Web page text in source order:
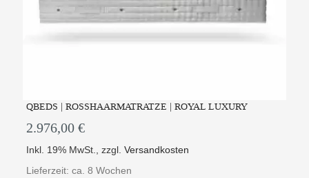
QBEDS | ROSSHAARMATRATZE | ROYAL LUXURY
2.976,00 €
Inkl. 19% MwSt. ,zzgl.Versandkosten
Lieferzeit: ca. 8 Wochen